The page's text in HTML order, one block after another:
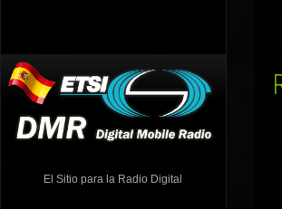
El Sitio para la Radio Digital